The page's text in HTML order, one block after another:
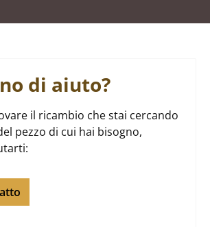
di aiuto?
il ricambio che stai cercando
pezzo di cui hai bisogno,